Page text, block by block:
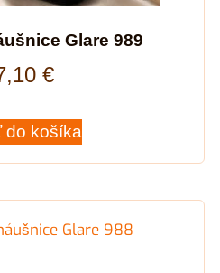
Glare 989
€
do košíka